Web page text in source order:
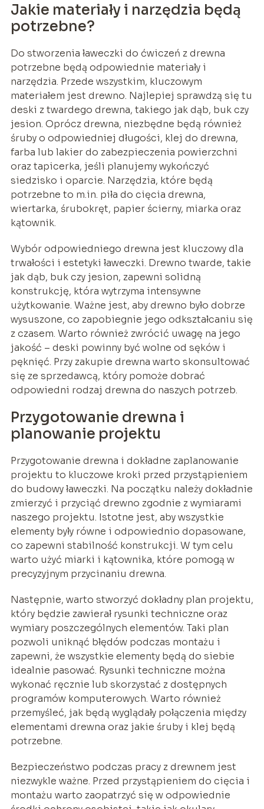
Jakie materiały i narzędzia będą
potrzebne?
Do stworzenia ławeczki do ćwiczeń z drewna
potrzebne będą odpowiednie materiały i
narzędzia. Przede wszystkim, kluczowym
materiałem jest drewno. Najlepiej sprawdzą się tu
deski z twardego drewna, takiego jak dąb, buk czy
jesion. Oprócz drewna, niezbędne będą również
śruby o odpowiedniej długości, klej do drewna,
farba lub lakier do zabezpieczenia powierzchni
oraz tapicerka, jeśli planujemy wykończyć
siedzisko i oparcie. Narzędzia, które będą
potrzebne to m.in. piła do cięcia drewna,
wiertarka, śrubokręt, papier ścierny, miarka oraz
kątownik.
Wybór odpowiedniego drewna jest kluczowy dla
trwałości i estetyki ławeczki. Drewno twarde, takie
jak dąb, buk czy jesion, zapewni solidną
konstrukcję, która wytrzyma intensywne
użytkowanie. Ważne jest, aby drewno było dobrze
wysuszone, co zapobiegnie jego odkształcaniu się
z czasem. Warto również zwrócić uwagę na jego
jakość – deski powinny być wolne od sęków i
pęknięć. Przy zakupie drewna warto skonsultować
się ze sprzedawcą, który pomoże dobrać
odpowiedni rodzaj drewna do naszych potrzeb.
Przygotowanie drewna i
planowanie projektu
Przygotowanie drewna i dokładne zaplanowanie
projektu to kluczowe kroki przed przystąpieniem
do budowy ławeczki. Na początku należy dokładnie
zmierzyć i przyciąć drewno zgodnie z wymiarami
naszego projektu. Istotne jest, aby wszystkie
elementy były równe i odpowiednio dopasowane,
co zapewni stabilność konstrukcji. W tym celu
warto użyć miarki i kątownika, które pomogą w
precyzyjnym przycinaniu drewna.
Następnie, warto stworzyć dokładny plan projektu,
który będzie zawierał rysunki techniczne oraz
wymiary poszczególnych elementów. Taki plan
pozwoli uniknąć błędów podczas montażu i
zapewni, że wszystkie elementy będą do siebie
idealnie pasować. Rysunki techniczne można
wykonać ręcznie lub skorzystać z dostępnych
programów komputerowych. Warto również
przemyśleć, jak będą wyglądały połączenia między
elementami drewna oraz jakie śruby i klej będą
potrzebne.
Bezpieczeństwo podczas pracy z drewnem jest
niezwykle ważne. Przed przystąpieniem do cięcia i
montażu warto zaopatrzyć się w odpowiednie